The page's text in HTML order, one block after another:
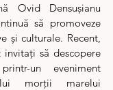
Ovid Densușianu
să promoveze
și culturale. Recent,
să descopere
un eveniment
morții marelui